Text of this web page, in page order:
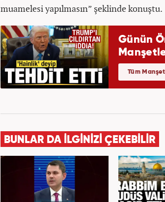
muamelesi yapılmasın” şeklinde konuştu.
BUNLAR DA İLGİNİZİ ÇEKEBİLİR